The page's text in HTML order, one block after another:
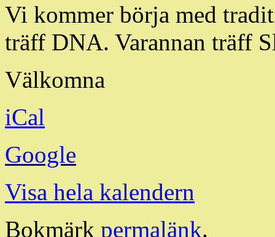
Vi kommer börja med
träff DNA. Varannan träff
Välkomna
iCal
Google
Visa hela kalendern
Bokmärk permalänk.